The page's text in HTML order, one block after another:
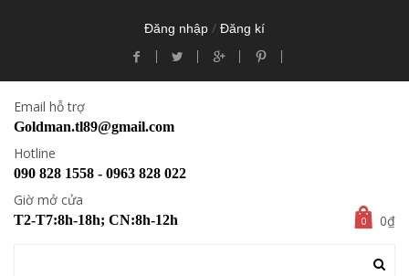
Đăng nhập / Đăng kí
Email hỗ trợ
Goldman.tl89@gmail.com
Hotline
090 828 1558 - 0963 828 022
Giờ mở cửa
T2-T7:8h-18h; CN:8h-12h 0 0₫